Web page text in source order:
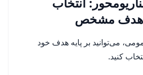
هدف مشخص
می‌توانید بر پایه هدف خود
کنید.